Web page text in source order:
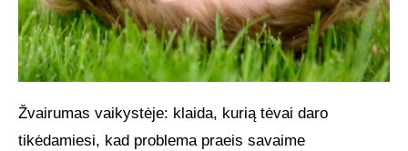
Žvairumas vaikystėje: klaida, kurią tėvai daro
tikėdamiesi, kad problema praeis savaime